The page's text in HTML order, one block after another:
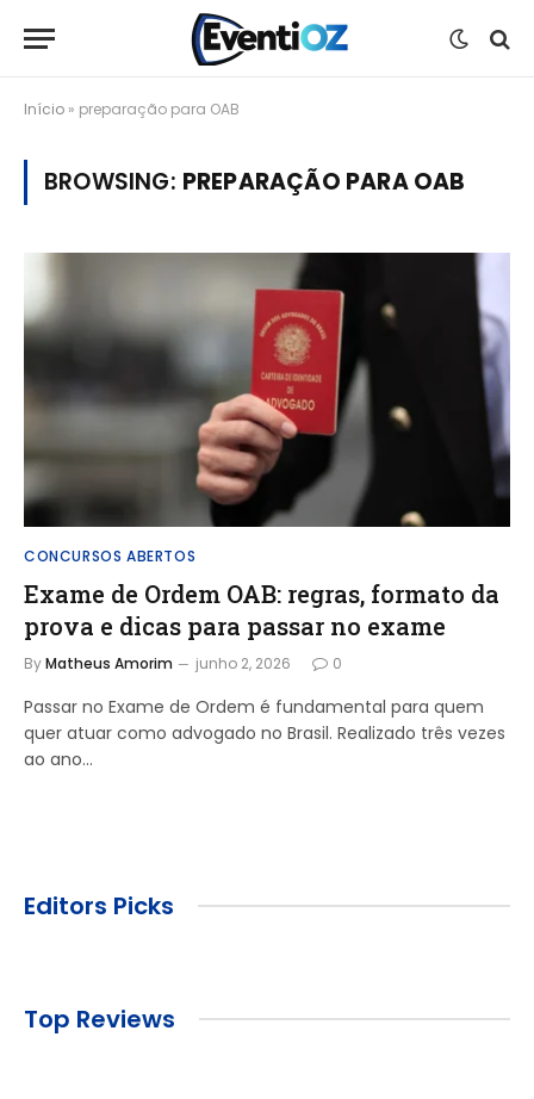
Início » preparação para OAB
BROWSING: PREPARAÇÃO PARA OAB
CONCURSOS ABERTOS
Exame de Ordem OAB: regras, formato da
prova e dicas para passar no exame
ByMatheus Amorim junho 2, 2026 0
Passar no Exame de Ordem é fundamental para quem
quer atuar como advogado no Brasil. Realizado três vezes
ao ano…
Editors Picks
Top Reviews